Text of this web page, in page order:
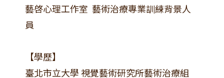
藝啓心理工作室 藝術治療專業訓練背景人
員
【學歷】
臺北市立大學 視覺藝術研究所藝術治療組